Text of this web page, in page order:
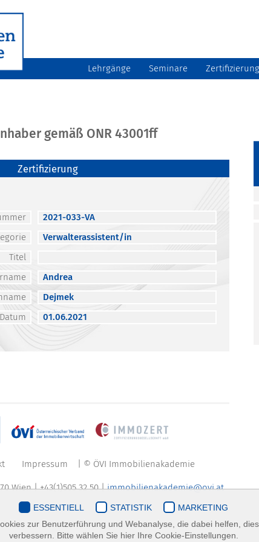
Lehrgänge Seminare Zertifizierung
gemäß ONR 43001ff
Zertifizierung
2021-033-VA
Verwalterassistent/in
Titel
Andrea
Dejmek
Datum
01.06.2021
Impressum | © ÖVI Immobilienakademie
Wien | +43(1)505 32 50 |immobilienakademie@ovi.at
ESSENTIELL STATISTIK
MARKETING
zur Benutzerführung und Webanalyse, die dabei helfen,
verbessern. Bitte wählen Sie hier Ihre Cookie-Einstellungen.